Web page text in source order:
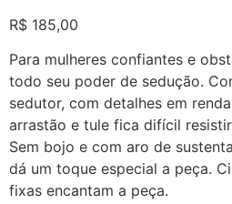
R$ 185,00
Para mulheres confiantes e
todo seu poder de sedução.
sedutor, com detalhes em
arrastão e tule fica difícil
Sem bojo e com aro de
dá um toque especial a peça.
fixas encantam a peça.